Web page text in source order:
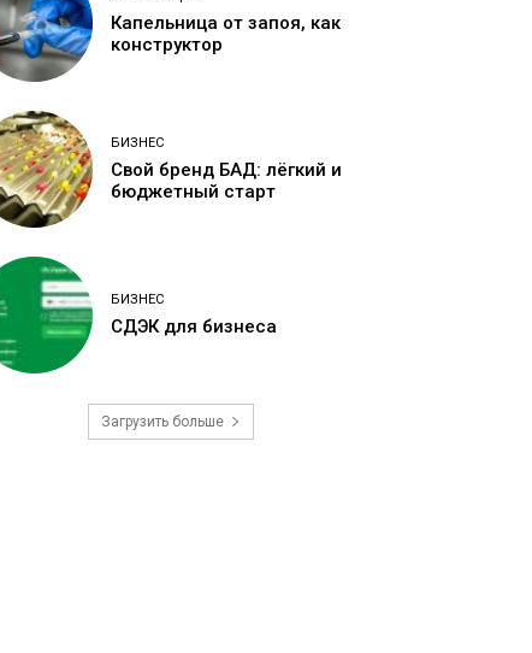
Капельница от запоя, как
конструктор
БИЗНЕС
Свой бренд БАД: лёгкий и
бюджетный старт
БИЗНЕС
СДЭК для бизнеса
Загрузить больше